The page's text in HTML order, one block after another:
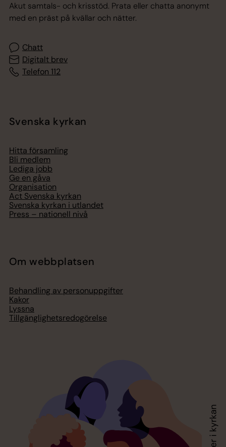
Akut samtals- och krisstöd. Prata eller chatta anonymt
med en präst på kvällar och nätter.
Chatt
Digitalt brev
Telefon 112
Svenska kyrkan
Hitta församling
Bli medlem
Lediga jobb
Ge en gåva
Organisation
Act Svenska kyrkan
Svenska kyrkan i utlandet
Press – nationell nivå
Om webbplatsen
Behandling av personuppgifter
Kakor
Lyssna
Tillgänglighetsredogörelse